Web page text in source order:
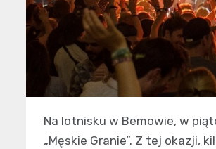
Na lotnisku w Bemowie, w
„Męskie Granie”. Z tej okazji,